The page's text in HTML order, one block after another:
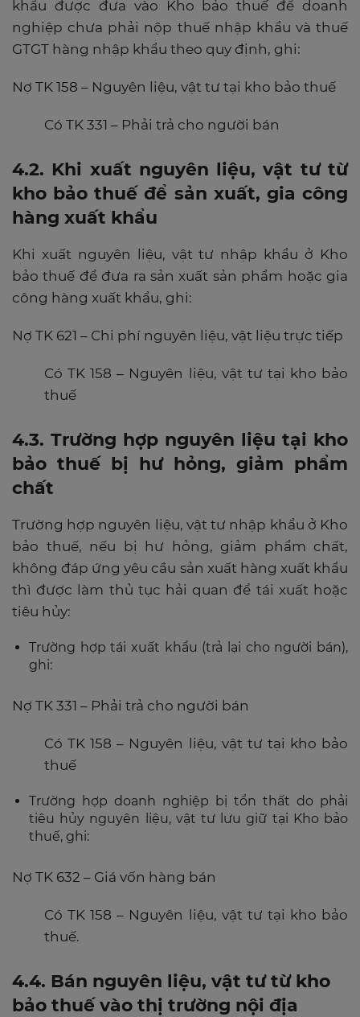
khẩu được đưa vào Kho bảo thuế để doanh
nghiệp chưa phải nộp thuế nhập khẩu và thuế
GTGT hàng nhập khẩu theo quy định, ghi:
Nợ TK 158 – Nguyên liệu, vật tư tại kho bảo thuế
Có TK 331 – Phải trả cho người bán
4.2. Khi xuất nguyên liệu, vật tư từ
kho bảo thuế để sản xuất, gia công
hàng xuất khẩu
Khi xuất nguyên liệu, vật tư nhập khẩu ở Kho
bảo thuế để đưa ra sản xuất sản phẩm hoặc gia
công hàng xuất khẩu, ghi:
Nợ TK 621 – Chi phí nguyên liệu, vật liệu trực tiếp
Có TK 158 – Nguyên liệu, vật tư tại kho bảo
thuế
4.3. Trường hợp nguyên liệu tại kho
bảo thuế bị hư hỏng, giảm phẩm
chất
Trường hợp nguyên liệu, vật tư nhập khẩu ở Kho
bảo thuế, nếu bị hư hỏng, giảm phẩm chất,
không đáp ứng yêu cầu sản xuất hàng xuất khẩu
thì được làm thủ tục hải quan để tái xuất hoặc
tiêu hủy:
Trường hợp tái xuất khẩu (trả lại cho người bán),
ghi:
Nợ TK 331 – Phải trả cho người bán
Có TK 158 – Nguyên liệu, vật tư tại kho bảo
thuế
Trường hợp doanh nghiệp bị tổn thất do phải
tiêu hủy nguyên liệu, vật tư lưu giữ tại Kho bảo
thuế, ghi:
Nợ TK 632 – Giá vốn hàng bán
Có TK 158 – Nguyên liệu, vật tư tại kho bảo
thuế.
4.4. Bán nguyên liệu, vật tư từ kho
bảo thuế vào thị trường nội địa